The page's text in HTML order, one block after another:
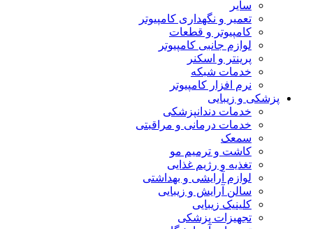
سایر
تعمیر و نگهداری کامپیوتر
کامپیوتر و قطعات
لوازم جانبی کامپیوتر
پرینتر و اسکنر
خدمات شبکه
نرم افزار کامپیوتر
پزشکی و زیبایی
خدمات دندانپزشکی
خدمات درمانی و مراقبتی
سمعک
کاشت و ترمیم مو
تغذیه و رژیم غذایی
لوازم آرایشی و بهداشتی
سالن آرایش و زیبایی
کلینیک زیبایی
تجهیزات پزشکی